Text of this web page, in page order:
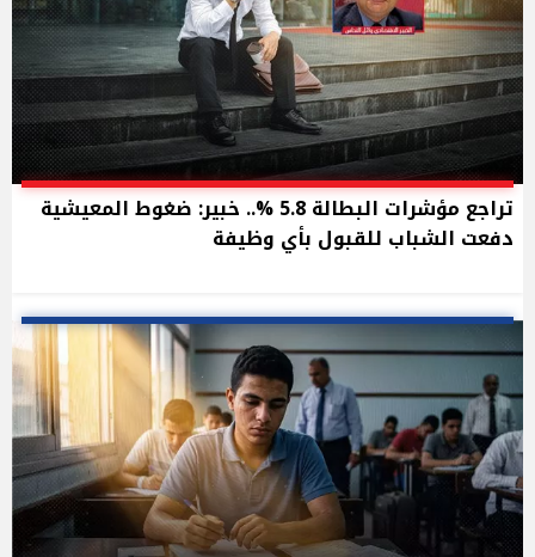
تراجع مؤشرات البطالة 5.8 %.. خبير: ضغوط المعيشية
دفعت الشباب للقبول بأي وظيفة